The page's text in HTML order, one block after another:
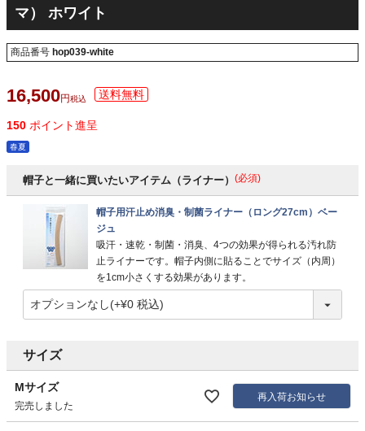
マ） ホワイト
商品番号 hop039-white
16,500 税込
150 ポイント進呈
春夏
帽子と一緒に買いたいアイテム（ライナー） (必須)
帽子用汗止め消臭・制菌ライナー（ロング27cm）ベー
ジュ
吸汗・速乾・制菌・消臭、4つの効果が得られる汚れ防
止ライナーです。帽子内側に貼ることでサイズ（内周）
を1cm小さくする効果があります。
サイズ
Mサイズ
完売しました
再入荷お知らせ